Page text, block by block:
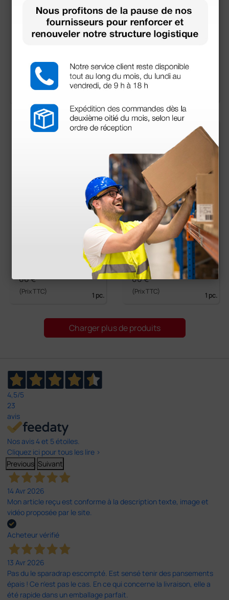
Câble ECG 10 brins p
our Holter ECG M12
118,80 €
(Prix TTC)
Système de surveilla
nce holter M12 - 12 d
1 572,00 €
(Prix TTC)
tensionnel Cardiolin
e Walk200b avec logi
ciel, configuration B
2 400,
00 €
(Prix TTC) 1 pc.
Cardioline Walk400h
à 5, 7 ou 10 brins - av
ec logiciel
8 218,80 € 9 132,
00 €
(Prix TTC) 1 pc.
Charger plus de produits
4,5/5
23
avis
Nos avis 4 et 5 étoiles.
Cliquez ici pour tous les lire >
Previous Suivant
14 Avr 2026
Mon article reçu est conforme à la description texte, image et
vidéo proposée par le site.
Acheteur vérifié
13 Avr 2026
Pas du le sparadrap escompté. Est sensé tenir des pansements
épais ! Ce n'est pas le cas. En ce qui concerne la livraison, elle a
été rapide dans un emballage parfait.